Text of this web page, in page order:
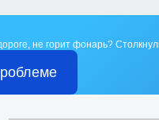
не горит фонарь?